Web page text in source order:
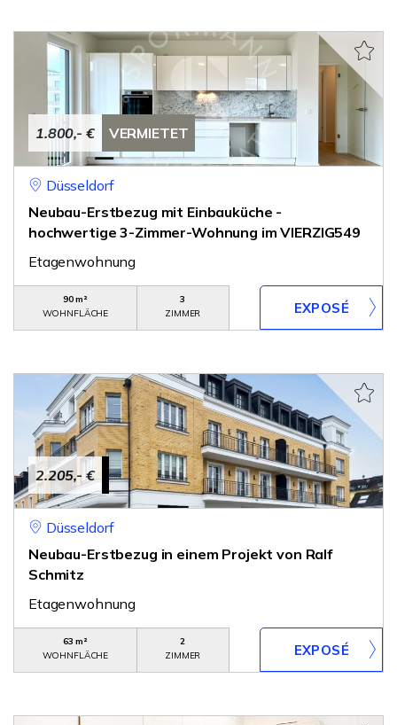
1.800,- € VERMIETET
Düsseldorf
Neubau-Erstbezug mit Einbauküche -
hochwertige 3-Zimmer-Wohnung im VIERZIG549
Etagenwohnung
90 m²
WOHNFLÄCHE
3
ZIMMER
2.205,- €
Düsseldorf
Neubau-Erstbezug in einem Projekt von Ralf
Schmitz
Etagenwohnung
63 m²
WOHNFLÄCHE
2
ZIMMER